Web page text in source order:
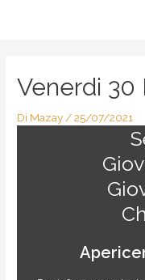
Venerdi 30
Di Mazay /25/07/2021